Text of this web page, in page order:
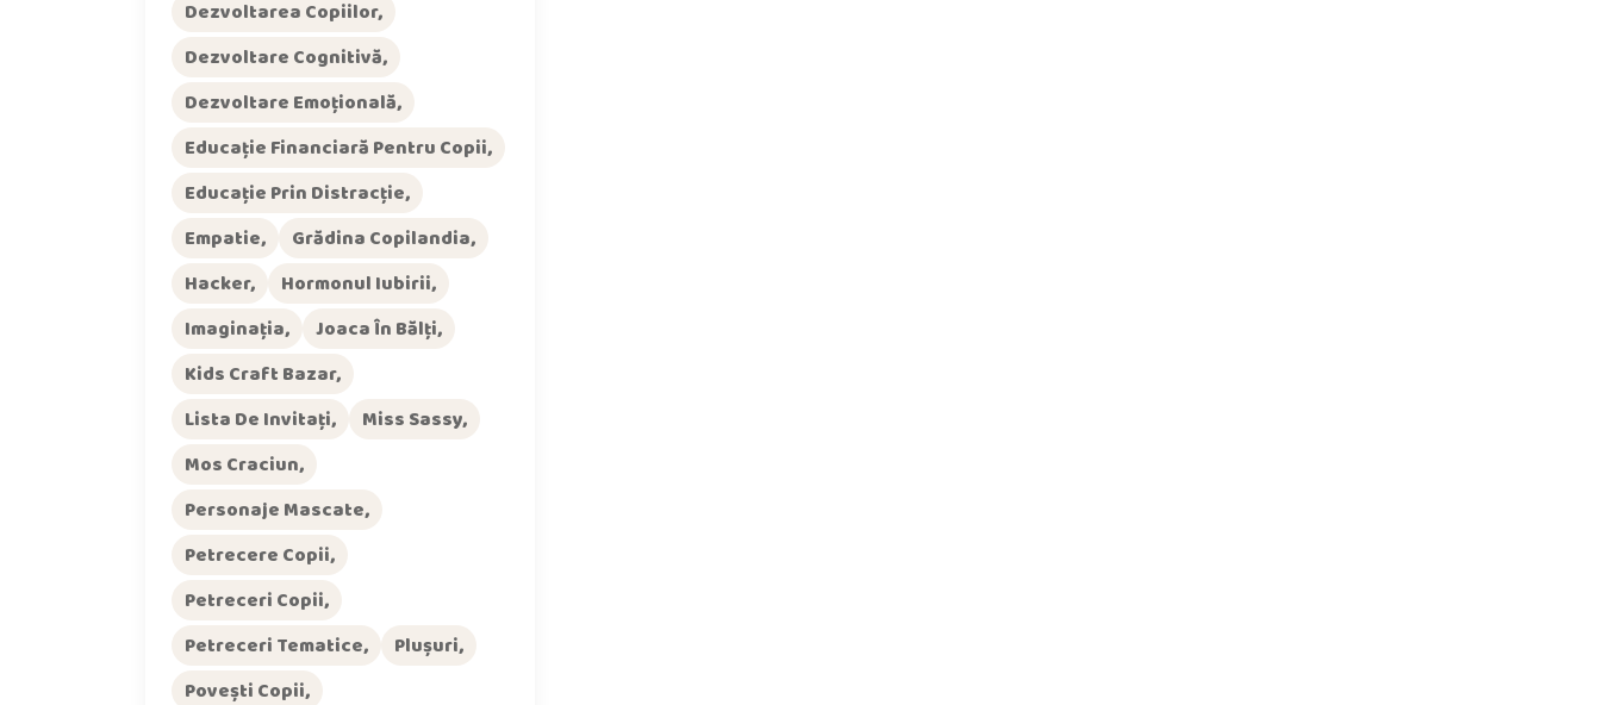
Dezvoltarea Copiilor
Dezvoltare Cognitivă
Dezvoltare Emoțională
Educație Financiară Pentru Copii
Educație Prin Distracție
Empatie
Grădina Copilandia
Hacker
Hormonul Iubirii
Imaginația
Joaca În Bălți
Kids Craft Bazar
Lista De Invitați
Miss Sassy
Mos Craciun
Personaje Mascate
Petrecere Copii
Petreceri Copii
Petreceri Tematice
Plușuri
Povești Copii